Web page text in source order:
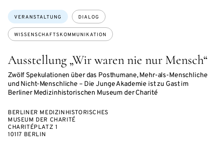
Ausstellung „Wir waren nie nur Mensch“
Zwölf Spekulationen über das Posthumane, Mehr-als-Menschliche
und Nicht-Menschliche – Die Junge Akademie ist zu Gast im
Berliner Medizinhistorischen Museum der Charité
Themen:
VERANSTALTUNG DIALOG
WISSENSCHAFTSKOMMUNIKATION
BERLINER MEDIZINHISTORISCHES
MUSEUM DER CHARITÉ
CHARITÉPLATZ 1
10117 BERLIN